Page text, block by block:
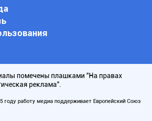
помечены плашками "На правах
реклама".
году работу медиа поддерживает Европейский Союз